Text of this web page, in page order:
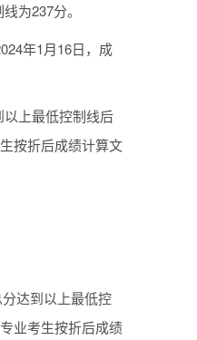
为237分。
年1月16日，成
上最低控制线后
按折后成绩计算文
达到以上最低控
业考生按折后成绩